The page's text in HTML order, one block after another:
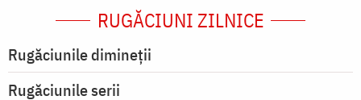
RUGĂCIUNI ZILNICE
Rugăciunile dimineții
Rugăciunile serii